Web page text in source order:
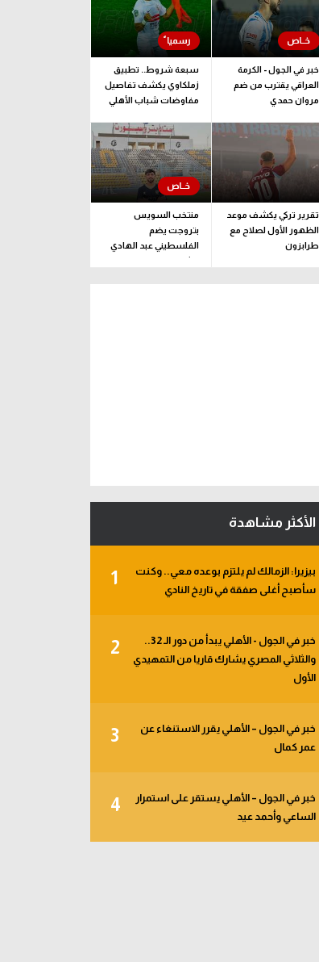
خبر في الجول - الكرمة
العراقي يقترب من ضم
مروان حمدي
سبعة شروط.. تطبيق
زملكاوي يكشف تفاصيل
مفاوضات شباب الأهلي
تقرير تركي يكشف موعد
الظهور الأول لصلاح مع
طرابزون
منتخب السويس
بتروجت يضم
الفلسطيني عبد الهادي
راشد
الأكثر مشاهدة
1
بيزيرا: الزمالك لم يلتزم بوعده معي.. وكنت
سأصبح أغلى صفقة في تاريخ النادي
2
خبر في الجول - الأهلي يبدأ من دور الـ 32..
والثلاثي المصري يشارك قاريا من التمهيدي
الأول
3
خبر في الجول – الأهلي يقرر الاستنغاء عن
عمر كمال
4
خبر في الجول – الأهلي يستقر على استمرار
الساعي وأحمد عيد